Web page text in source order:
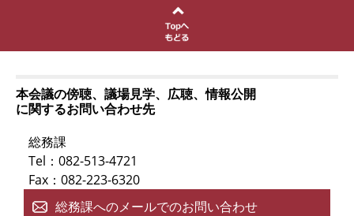
本会議の傍聴、議場見学、広聴、情報公開
に関するお問い合わせ先
総務課
Tel：082-513-4721
Fax：082-223-6320
総務課へのメールでのお問い合わせ